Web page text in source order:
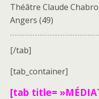
Théâtre Claude
Angers (49)
[/tab]
[tab_container]
[tab title=